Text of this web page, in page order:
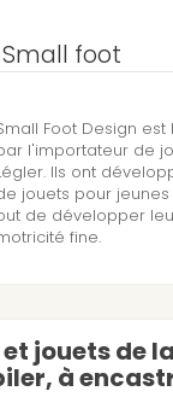
foot
Foot Design
l'importateur de
Ils ont
jouets pour
de développer
fine.
jouets de
à